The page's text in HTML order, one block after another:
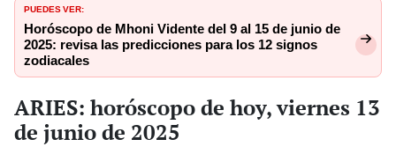
PUEDES VER:
Horóscopo de Mhoni Vidente del 9 al 15 de junio de
2025: revisa las predicciones para los 12 signos
zodiacales
ARIES: horóscopo de hoy, viernes 13
de junio de 2025